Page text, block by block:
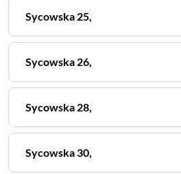
Sycowska 25,
Sycowska 26,
Sycowska 28,
Sycowska30,